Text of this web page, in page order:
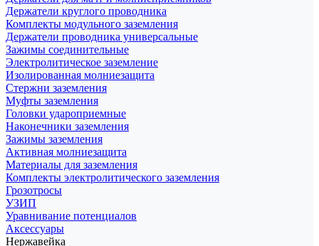
Держатели круглого проводника
Комплекты модульного заземления
Держатели проводника универсальные
Зажимы соединительные
Электролитическое заземление
Изолированная молниезащита
Стержни заземления
Муфты заземления
Головки удароприемные
Наконечники заземления
Зажимы заземления
Активная молниезащита
Материалы для заземления
Комплекты электролитического заземления
Грозотросы
УЗИП
Уравнивание потенциалов
Аксессуары
Нержавейка